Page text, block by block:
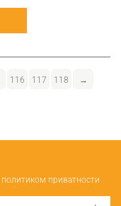
116 117 118 →
политиком приватности